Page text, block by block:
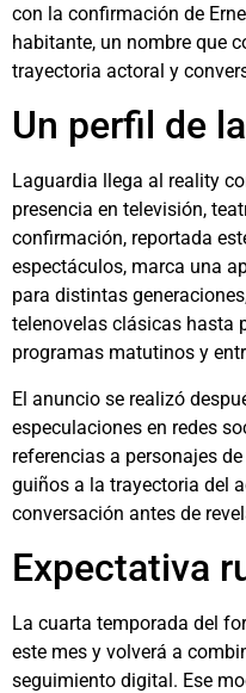
con la confirmación de
habitante, un nombre que
trayectoria actoral y
Un perfil de
Laguardia llega al reality
presencia en televisión,
confirmación, reportada
espectáculos, marca una
para distintas
telenovelas clásicas hasta
programas matutinos y
El anuncio se realizó
especulaciones en redes
referencias a personajes
guiños a la trayectoria del
conversación antes de
Expectativa
La cuarta temporada del
este mes y volverá a
seguimiento digital. Ese